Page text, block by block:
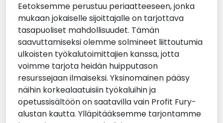
Eetoksemme perustuu periaatteeseen, jonka
mukaan jokaiselle sijoittajalle on tarjottava
tasapuoliset mahdollisuudet. Tämän
saavuttamiseksi olemme solmineet liittoutumia
ulkoisten työkalutoimittajien kanssa, jotta
voimme tarjota heidän huipputason
resurssejaan ilmaiseksi. Yksinomainen pääsy
näihin korkealaatuisiin työkaluihin ja
opetussisältöön on saatavilla vain Profit Fury-
alustan kautta. Ylläpitääksemme tarjontamme